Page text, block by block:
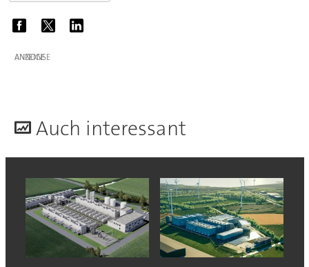
ANZEIGE
Auch interessant